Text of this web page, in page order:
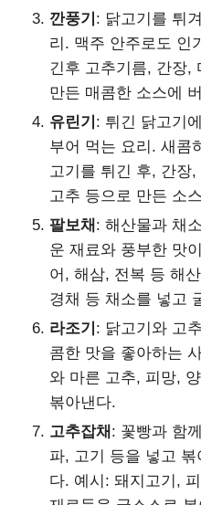
깐풍기 : 닭고기를 튀
리. 맥주 안주로도 인
긴후 고추기름, 간장,
만든 매콤한 소스에
유린기 : 튀긴 닭고기
부어 먹는 요리. 새콤
고기를 튀긴 후, 간장
고추 등으로 만든 소
팔보채 : 해산물과 채
운 재료와 풍부한 맛
어, 해삼, 전복 등 해
경채 등 채소를 넣고
라조기 : 닭고기와 고
콤한 맛을 좋아하는
와 마른 고추, 피망,
볶아낸다.
고추잡채 : 꽃빵과 함
파, 고기 등을 넣고
다. 예시: 돼지고기,